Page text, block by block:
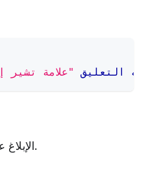
التعليق "علامة تشير
الإبلاغ عن الحركات التي تتجاوز الحد الأعلى.